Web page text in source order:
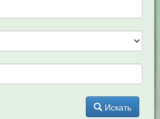
Искать